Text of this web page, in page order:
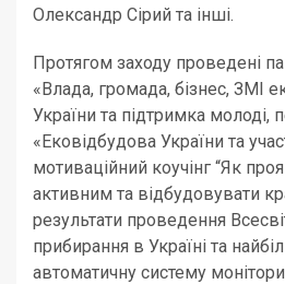
Олександр Сірий та інші.
Протягом заходу проведені
«Влада, громада, бізнес, ЗМІ
України та підтримка молоді,
«Ековідбудова України та
мотиваційний коучінг “Як
активним та відбудовувати
результати проведення
прибирання в Україні та
автоматичну систему